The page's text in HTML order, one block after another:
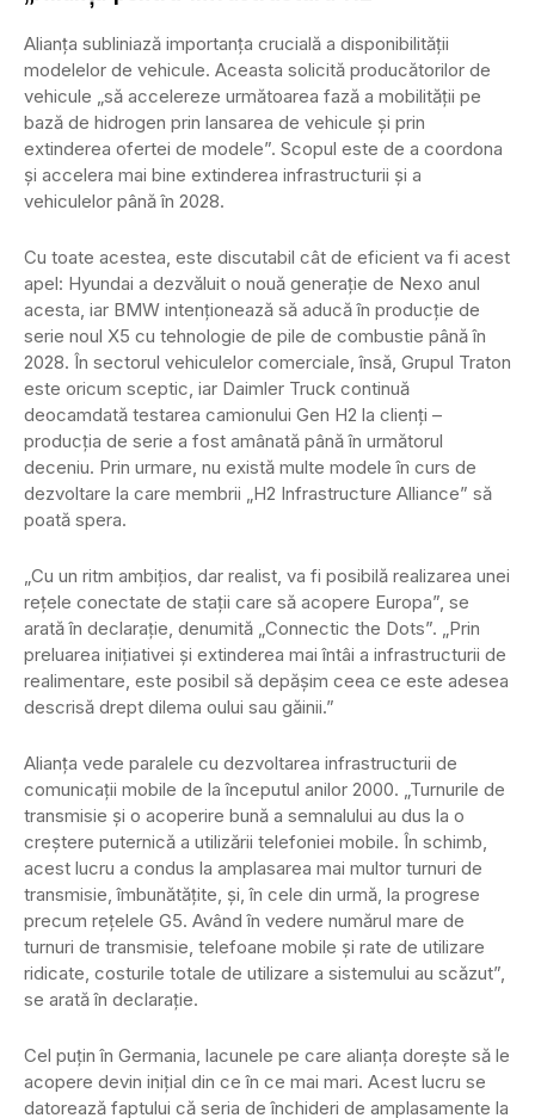
Alianța subliniază importanța crucială a disponibilității
modelelor de vehicule. Aceasta solicită producătorilor de
vehicule „să accelereze următoarea fază a mobilității pe
bază de hidrogen prin lansarea de vehicule și prin
extinderea ofertei de modele”. Scopul este de a coordona
și accelera mai bine extinderea infrastructurii și a
vehiculelor până în 2028.
Cu toate acestea, este discutabil cât de eficient va fi acest
apel: Hyundai a dezvăluit o nouă generație de Nexo anul
acesta, iar BMW intenționează să aducă în producție de
serie noul X5 cu tehnologie de pile de combustie până în
2028. În sectorul vehiculelor comerciale, însă, Grupul Traton
este oricum sceptic, iar Daimler Truck continuă
deocamdată testarea camionului Gen H2 la clienți –
producția de serie a fost amânată până în următorul
deceniu. Prin urmare, nu există multe modele în curs de
dezvoltare la care membrii „H2 Infrastructure Alliance” să
poată spera.
„Cu un ritm ambițios, dar realist, va fi posibilă realizarea unei
rețele conectate de stații care să acopere Europa”, se
arată în declarație, denumită „Connectic the Dots”. „Prin
preluarea inițiativei și extinderea mai întâi a infrastructurii de
realimentare, este posibil să depășim ceea ce este adesea
descrisă drept dilema oului sau găinii.”
Alianța vede paralele cu dezvoltarea infrastructurii de
comunicații mobile de la începutul anilor 2000. „Turnurile de
transmisie și o acoperire bună a semnalului au dus la o
creștere puternică a utilizării telefoniei mobile. În schimb,
acest lucru a condus la amplasarea mai multor turnuri de
transmisie, îmbunătățite, și, în cele din urmă, la progrese
precum rețelele G5. Având în vedere numărul mare de
turnuri de transmisie, telefoane mobile și rate de utilizare
ridicate, costurile totale de utilizare a sistemului au scăzut”,
se arată în declarație.
Cel puțin în Germania, lacunele pe care alianța dorește să le
acopere devin inițial din ce în ce mai mari. Acest lucru se
datorează faptului că seria de închideri de amplasamente la